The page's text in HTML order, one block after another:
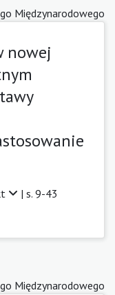
Międzynarodowego
nowej
| s. 9-43
Międzynarodowego